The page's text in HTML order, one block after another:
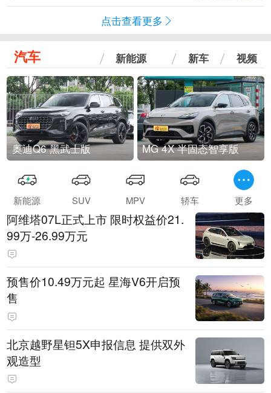
点击查看更多
汽车 新能源 新车 视频
奥迪Q6 黑武士版 MG 4X 半固态智享版
新能源 SUV MPV 轿车 更多
阿维塔07L正式上市 限时权益价21.
99万-26.99万元
预售价10.49万元起 星海V6开启预
售
北京越野星钽5X申报信息 提供双外
观造型